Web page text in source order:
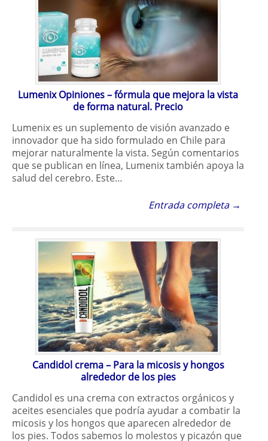
Lumenix Opiniones – fórmula que mejora la vista
de forma natural. Precio
Lumenix es un suplemento de visión avanzado e
innovador que ha sido formulado en Chile para
mejorar naturalmente la vista. Según comentarios
que se publican en línea, Lumenix también apoya la
salud del cerebro. Este…
Entrada completa →
Candidol crema – Para la micosis y hongos
alrededor de los pies
Candidol es una crema con extractos orgánicos y
aceites esenciales que podría ayudar a combatir la
micosis y los hongos que aparecen alrededor de
los pies. Todos sabemos lo molestos y picazón que